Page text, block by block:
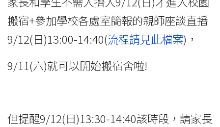
搬宿+參加學校各處室簡報的親師座談直播
9/12(日)13:00-14:40(流程請見此檔案)，
9/11(六)就可以開始搬宿舍啦!
但提醒9/12(日)13:30-14:40該時段，請家長